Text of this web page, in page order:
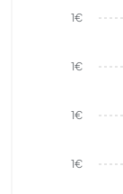
1€
1€
1€
1€